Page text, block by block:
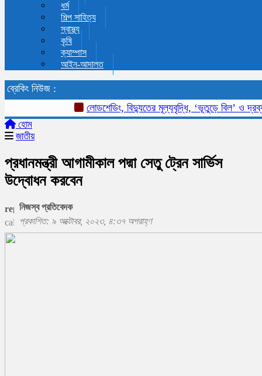
ধর্ম
শিল্প সাহিত্য
স্বাস্থ্য
কৃষি
ক্যাম্পাস
আইন-আদালত
ব্রেকিং নিউজ :
লোডশেডিং, বিদ্যুতের মূল্যবৃদ্ধি, ‘ভূতুড়ে বিল’ ও
হোম
জাতীয়
প্রধানমন্ত্রী আগামীকাল পদ্মা সেতু ট্রেন সার্ভিস
উদ্বোধন করবেন
নিজস্ব প্রতিবেদক
প্রকাশিত: ৯ অক্টোবর, ২০২৩, ৪:৩৭ অপরাহ্ণ